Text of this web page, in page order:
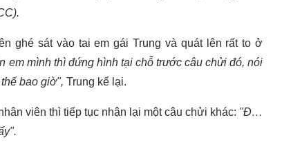
ghé sát vào tai em gái Trung và quát lên rất to ở
em mình thì đứng hình tại chỗ trước câu chửi đó, nói
bao giờ", Trung kể lại.
viên thì tiếp tục nhận lại một câu chửi khác: "Đ…